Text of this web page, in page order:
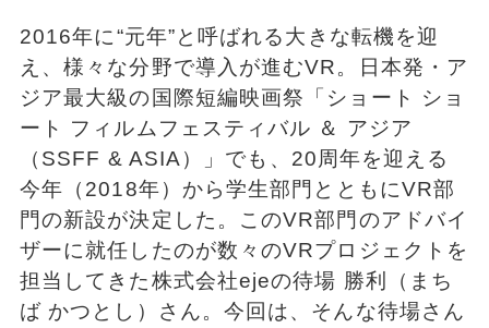
2016年に“元年”と呼ばれる大きな転機を迎
え、様々な分野で導入が進むVR。日本発・ア
ジア最大級の国際短編映画祭「ショート ショ
ート フィルムフェスティバル ＆ アジア
（SSFF & ASIA）」でも、20周年を迎える
今年（2018年）から学生部門とともにVR部
門の新設が決定した。このVR部門のアドバイ
ザーに就任したのが数々のVRプロジェクトを
担当してきた株式会社ejeの待場 勝利（まち
ば かつとし）さん。今回は、そんな待場さん